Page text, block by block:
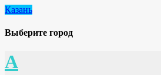
Казань
Выберите город
А